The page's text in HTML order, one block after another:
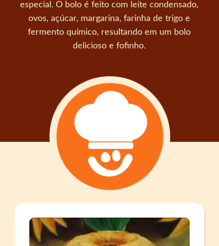
especial. O bolo é feito com leite condensado,
ovos, açúcar, margarina, farinha de trigo e
fermento químico, resultando em um bolo
delicioso e fofinho.